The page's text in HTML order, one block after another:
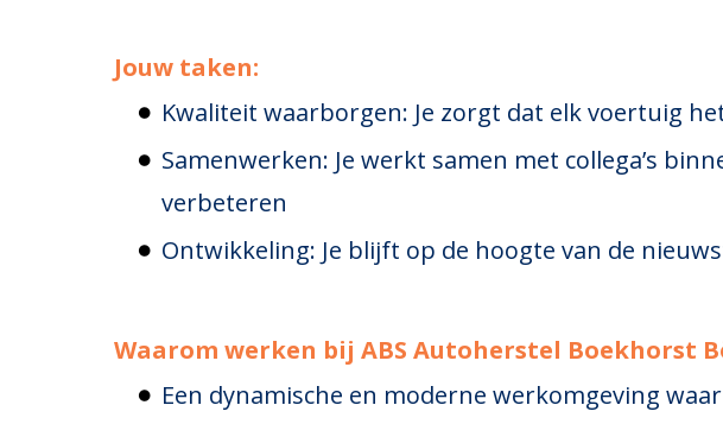
Jouw taken:
Kwaliteit waarborgen: Je zorgt dat elk voertuig
Samenwerken: Je werkt samen met collega’s
verbeteren
Ontwikkeling: Je blijft op de hoogte van de
Waarom werken bij ABS Autoherstel Boekhorst
Een dynamische en moderne werkomgeving